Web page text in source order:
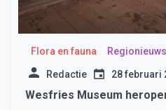
Flora en fauna Regionieuws
Redactie 28 februari
Wesfries Museum